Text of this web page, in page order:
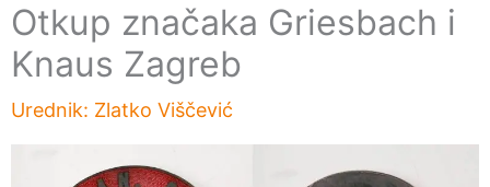
Otkup značaka Griesbach i
Knaus Zagreb
Urednik: Zlatko Viščević